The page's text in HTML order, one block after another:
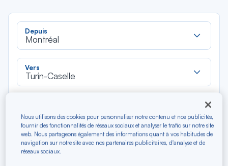
Depuis
Montréal
Vers
Turin-Caselle
Aller-Retour Aller simple
Filtrer Vider
Nous utilisons des cookies pour personnaliser notre contenu et nos publicités,
fournir des fonctionnalités de réseaux sociaux et analyser le trafic sur notre site
web. Nous partageons également des informations quant à vos habitudes de
navigation sur notre site avec nos partenaires publicitaires, d'analyse et de
réseaux sociaux.